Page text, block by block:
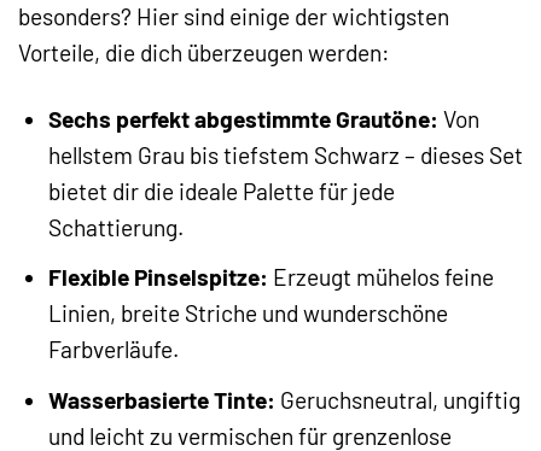
besonders? Hier sind einige der wichtigsten
Vorteile, die dich überzeugen werden:
Sechs perfekt abgestimmte Grautöne: Von
hellstem Grau bis tiefstem Schwarz – dieses Set
bietet dir die ideale Palette für jede
Schattierung.
Flexible Pinselspitze: Erzeugt mühelos feine
Linien, breite Striche und wunderschöne
Farbverläufe.
Wasserbasierte Tinte: Geruchsneutral, ungiftig
und leicht zu vermischen für grenzenlose